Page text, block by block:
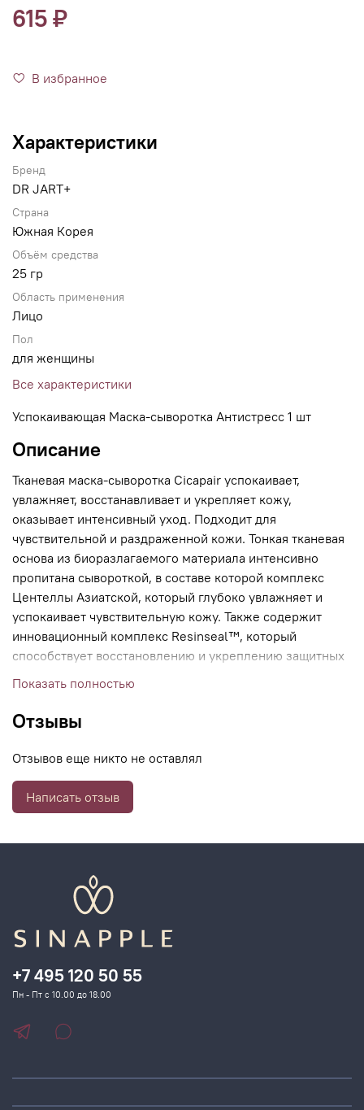
615 ₽
В избранное
Характеристики
Бренд
DR JART+
Страна
Южная Корея
Объём средства
25 гр
Область применения
Лицо
Пол
для женщины
Все характеристики
Успокаивающая Маска-сыворотка Антистресс 1 шт
Описание
Тканевая маска-сыворотка Cicapair успокаивает,
увлажняет, восстанавливает и укрепляет кожу,
оказывает интенсивный уход. Подходит для
чувствительной и раздраженной кожи. Тонкая тканевая
основа из биоразлагаемого материала интенсивно
пропитана сывороткой, в составе которой комплекс
Центеллы Азиатской, который глубоко увлажняет и
успокаивает чувствительную кожу. Также содержит
инновационный комплекс Resinseal™, который
способствует восстановлению и укреплению защитных
функций кожи, и комплекс Jartbiome™ ,
барьера.
Показать полностью
Отзывы
Отзывов еще никто не оставлял
Написать отзыв
+7 495 120 50 55
Пн - Пт с 10.00 до 18.00